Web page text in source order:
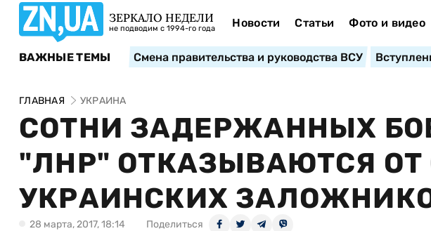
ЗЕРКАЛО НЕДЕЛИ
не подводим с 1994-го года Новости Статьи Фото и видео
ВАЖНЫЕ ТЕМЫ Смена правительства и руководства ВСУ
ГЛАВНАЯ УКРАИНА
СОТНИ ЗАДЕРЖАННЫХ
"ЛНР" ОТКАЗЫВАЮТСЯ ОТ
УКРАИНСКИХ
28 марта, 2017, 18:14 Поделиться